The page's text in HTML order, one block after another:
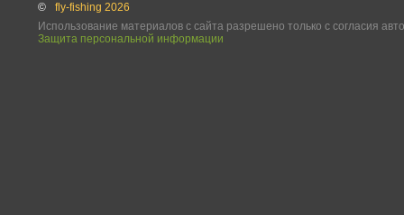
©
fly-fishing 2026
Использование материалов с сайта разрешено только с согласия
Защита персональной информации